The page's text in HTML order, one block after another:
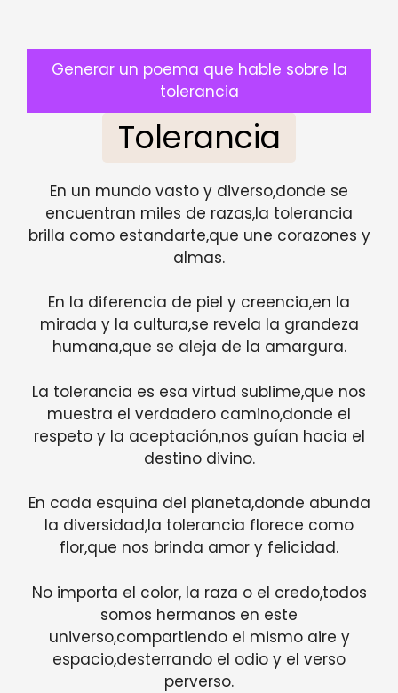
Generar un poema que hable sobre la
tolerancia
Tolerancia
En un mundo vasto y diverso,donde se
encuentran miles de razas,la tolerancia
brilla como estandarte,que une corazones y
almas.
En la diferencia de piel y creencia,en la
mirada y la cultura,se revela la grandeza
humana,que se aleja de la amargura.
La tolerancia es esa virtud sublime,que nos
muestra el verdadero camino,donde el
respeto y la aceptación,nos guían hacia el
destino divino.
En cada esquina del planeta,donde abunda
la diversidad,la tolerancia florece como
flor,que nos brinda amor y felicidad.
No importa el color, la raza o el credo,todos
somos hermanos en este
universo,compartiendo el mismo aire y
espacio,desterrando el odio y el verso
perverso.